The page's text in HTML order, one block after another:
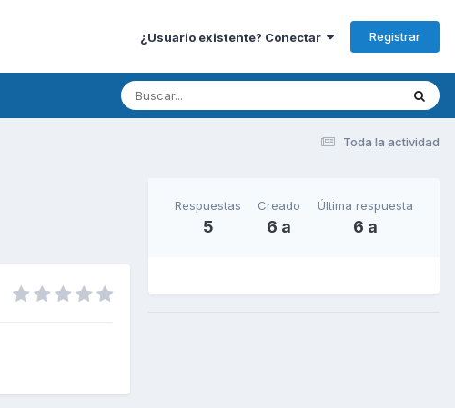
¿Usuario existente? Conectar Registrar
Toda la actividad
Respuestas
5
Creado
6 a
Última respuesta
6 a